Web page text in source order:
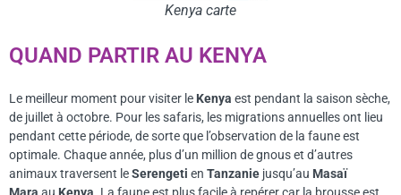
Kenya carte
QUAND PARTIR AU KENYA
Le meilleur moment pour visiter le Kenya est pendant la saison sèche,
de juillet à octobre. Pour les safaris, les migrations annuelles ont lieu
pendant cette période, de sorte que l’observation de la faune est
optimale. Chaque année, plus d’un million de gnous et d’autres
animaux traversent leSerengeti en Tanzanie jusqu’au Masaï